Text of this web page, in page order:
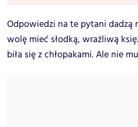
Odpowiedzi na te pytani dadzą
wolę mieć słodką, wrażliwą
biła się z chłopakami. Ale nie